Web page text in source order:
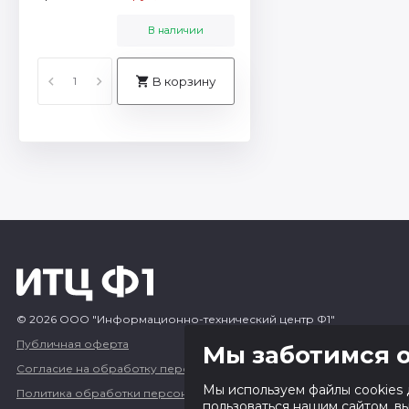
В наличии
В корзину
© 2026 ООО "Информационно-технический центр Ф1"
Публичная оферта
Согласие на обработку персональных данных
Политика обработки персональных данных
Мы заботимся
Мы используем файлы cookies